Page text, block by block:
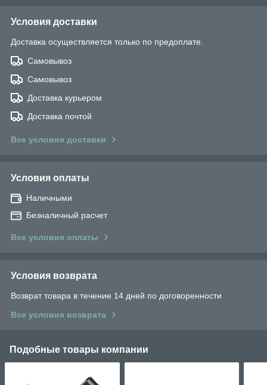
Условия доставки
Доставка осуществляется только по предоплате.
Самовывоз
Самовывоз
Доставка курьером
Доставка почтой
Все условия доставки
Условия оплаты
Наличными
Безналичный расчет
Все условия оплаты
Условия возврата
Возврат товара в течение 14 дней по договоренности
Все условия возврата
Подобные товары компании